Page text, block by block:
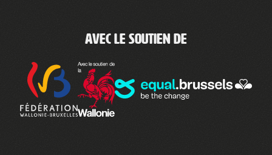
Avec le soutien de